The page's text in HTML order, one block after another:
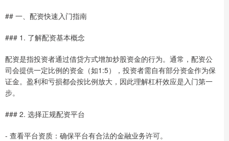
## 一、配资快速入门指南
### 1. 了解配资基本概念
配资是指投资者通过借贷方式增加炒股资金的行为。通常，配资公
司会提供一定比例的资金（如1:5），投资者需自有部分资金作为保
证金。盈利和亏损都会按比例放大，因此理解杠杆效应是入门第一
步。
### 2. 选择正规配资平台
- 查看平台资质：确保平台有合法的金融业务许可。